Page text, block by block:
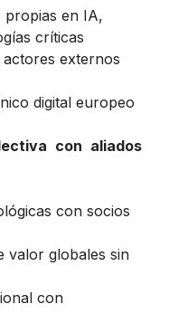
propias en IA,
críticas
actores externos
digital europeo
con aliados
con socios
valor globales sin
con